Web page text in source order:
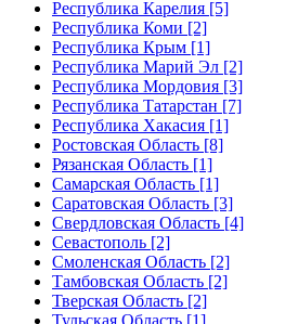
Республика Карелия [5]
Республика Коми [2]
Республика Крым [1]
Республика Марий Эл [2]
Республика Мордовия [3]
Республика Татарстан [7]
Республика Хакасия [1]
Ростовская Область [8]
Рязанская Область [1]
Самарская Область [1]
Саратовская Область [3]
Свердловская Область [4]
Севастополь [2]
Смоленская Область [2]
Тамбовская Область [2]
Тверская Область [2]
Тульская Область [1]